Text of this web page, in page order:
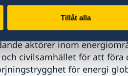
Tillåt alla
Ebba Busch. Foto: Petra
aktörer inom
civilsamhället för att föra
för energi